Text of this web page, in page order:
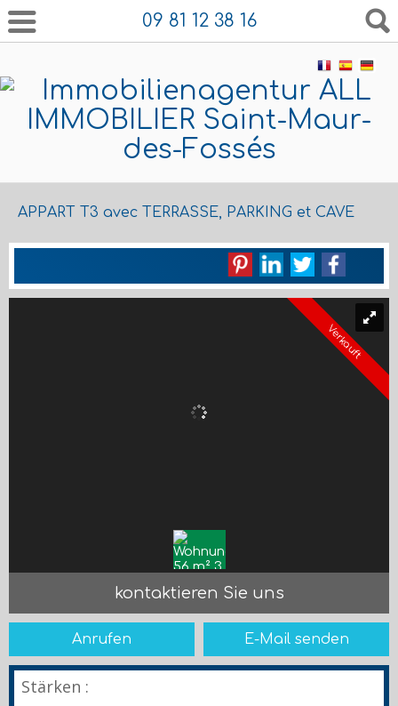
09 81 12 38 16
APPART T3 avec TERRASSE, PARKING et CAVE
Verkauft
kontaktieren Sie uns
Anrufen E-Mail senden
Stärken :